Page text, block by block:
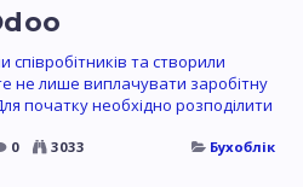
співробітників та створили
не лише виплачувати заробітну
початку необхідно розподілити
0 3033 Бухоблік